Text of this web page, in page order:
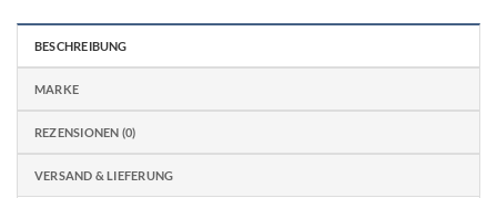
BESCHREIBUNG
MARKE
REZENSIONEN (0)
VERSAND & LIEFERUNG